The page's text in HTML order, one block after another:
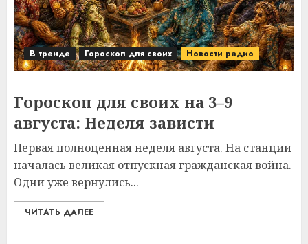
В тренде Гороскоп для своих Новости радио
Гороскоп для своих на 3–9
августа: Неделя зависти
Первая полноценная неделя августа. На станции
началась великая отпускная гражданская война.
Одни уже вернулись...
ЧИТАТЬ ДАЛЕЕ